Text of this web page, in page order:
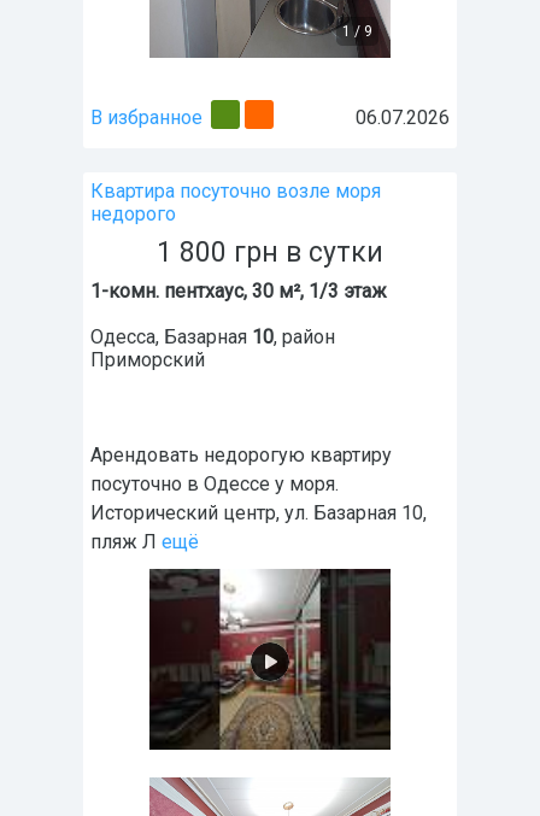
1 / 9
В избранное 06.07.2026
Квартира посуточно возле моря
недорого
1 800 грн в сутки
1-комн. пентхаус, 30 м², 1/3 этаж
Одесса, Базарная 10, район
Приморский
Арендовать недорогую квартиру
посуточно в Одессе у моря.
Исторический центр, ул. Базарная 10,
пляж Л ещё